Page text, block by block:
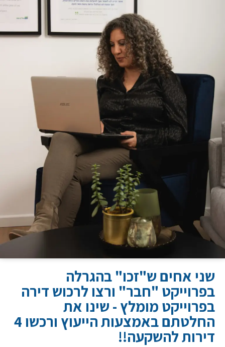
שני אחים ש"זכו" בהגרלה
בפרוייקט "חבר" ורצו לרכוש דירה
בפרוייקט מומלץ - שינו את
החלטתם באמצעות הייעוץ ורכשו 4
דירות להשקעה!!